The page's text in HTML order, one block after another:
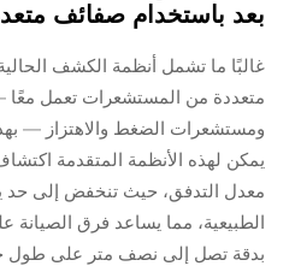
بعد باستخدام صفائف
غالبًا ما تشمل أنظمة الكشف
متعددة من المستشعرات تعمل
ومستشعرات الضغط والاهتزاز —
يمكن لهذه الأنظمة المتقدمة
الطبيعية، مما يساعد فرق الصيانة
بدقة تصل إلى نصف متر على طول